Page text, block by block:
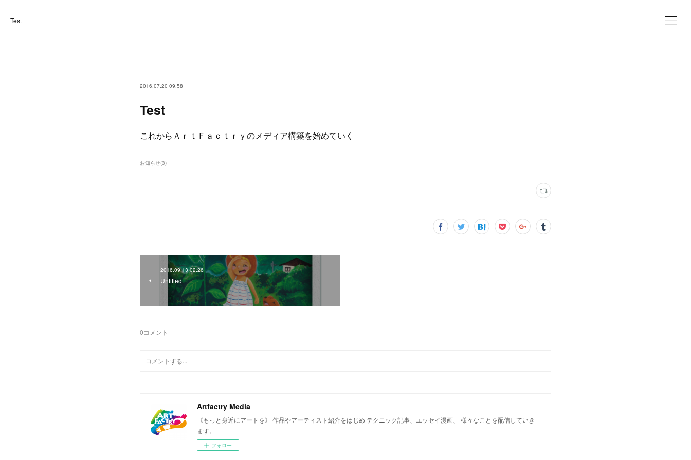
Test
2016.07.20 09:58
Test
これからＡｒｔＦａｃｔｒｙのメディア構築を始めていく
お知らせ(3)
2016.09.13 02:26
Untitled
0コメント
Artfactry Media
《もっと身近にアートを》 作品やアーティスト紹介をはじめ テクニック記事、エッセイ漫画、 様々なことを配信していき
ます。
フォロー